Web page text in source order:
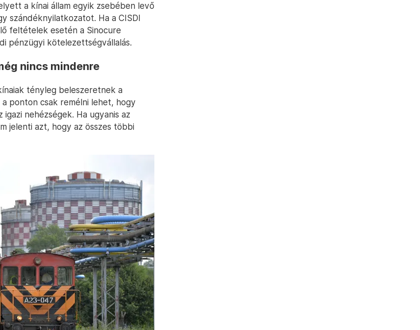
a kínai állam egyik zsebében levő
szándéknyilatkozatot. Ha a CISDI
feltételek esetén a Sinocure
pénzügyi kötelezettségvállalás.
nincs mindenre
tényleg beleszeretnek a
ponton csak remélni lehet, hogy
igazi nehézségek. Ha ugyanis az
jelenti azt, hogy az összes többi